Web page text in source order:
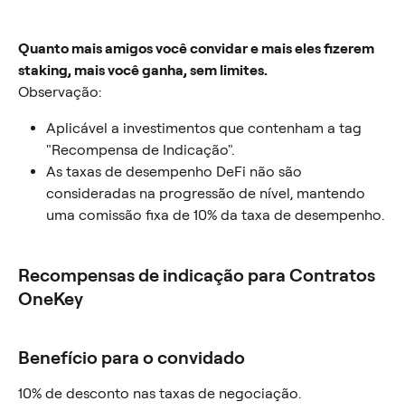
Quanto mais amigos você convidar e mais eles fizerem
staking, mais você ganha, sem limites.
Observação:
Aplicável a investimentos que contenham a tag
"Recompensa de Indicação".
As taxas de desempenho DeFi não são
consideradas na progressão de nível, mantendo
uma comissão fixa de 10% da taxa de desempenho.
Recompensas de indicação para Contratos
OneKey
Benefício para o convidado
10% de desconto nas taxas de negociação.